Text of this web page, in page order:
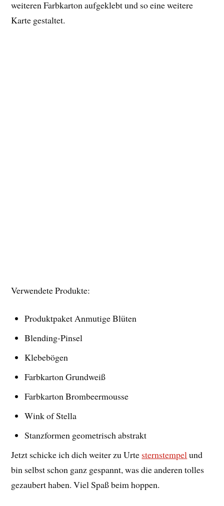
weiteren Farbkarton aufgeklebt und so eine weitere
Karte gestaltet.
Verwendete Produkte:
Produktpaket Anmutige Blüten
Blending-Pinsel
Klebebögen
Farbkarton Grundweiß
Farbkarton Brombeermousse
Wink of Stella
Stanzformen geometrisch abstrakt
Jetzt schicke ich dich weiter zu Urte sternstempelund
bin selbst schon ganz gespannt, was die anderen tolles
gezaubert haben. Viel Spaß beim hoppen.